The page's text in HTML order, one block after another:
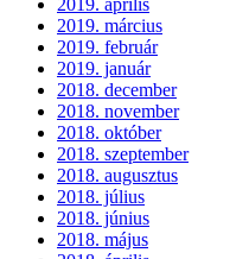
2019. március
2019. február
2019. január
2018. december
2018. november
2018. október
2018. szeptember
2018. augusztus
2018. július
2018. június
2018. május